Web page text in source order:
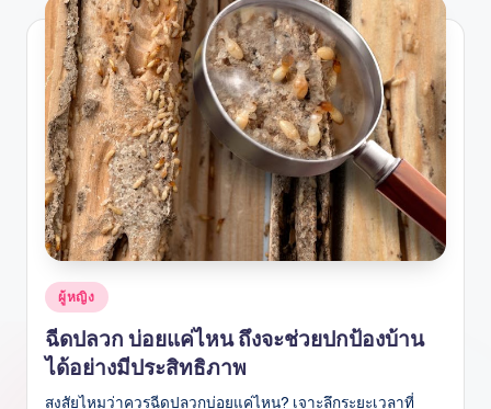
Posted
in
ผู้หญิง
ฉีดปลวก บ่อยแค่ไหน ถึงจะช่วยปกป้องบ้าน
ได้อย่างมีประสิทธิภาพ
สงสัยไหมว่าควรฉีดปลวกบ่อยแค่ไหน? เจาะลึกระยะเวลาที่